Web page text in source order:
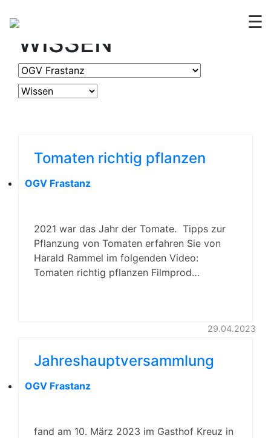
☰
OGV
WISSEN
Tomaten richtig pflanzen
OGV Frastanz
2021 war das Jahr der Tomate. Tipps zur
Pflanzung von Tomaten erfahren Sie von
Harald Rammel im folgenden Video:
Tomaten richtig pflanzen Filmprod…
29.04.2023
Jahreshauptversammlung
OGV Frastanz
fand am 10. März 2023 im Gasthof Kreuz in